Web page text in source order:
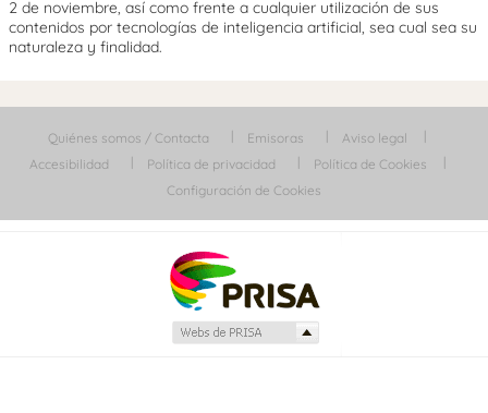
2 de noviembre, así como frente a cualquier utilización de sus
contenidos por tecnologías de inteligencia artificial, sea cual sea su
naturaleza y finalidad.
Quiénes somos / Contacta Emisoras
Aviso legal
Accesibilidad
Política de privacidad
Política de Cookies
Configuración de Cookies